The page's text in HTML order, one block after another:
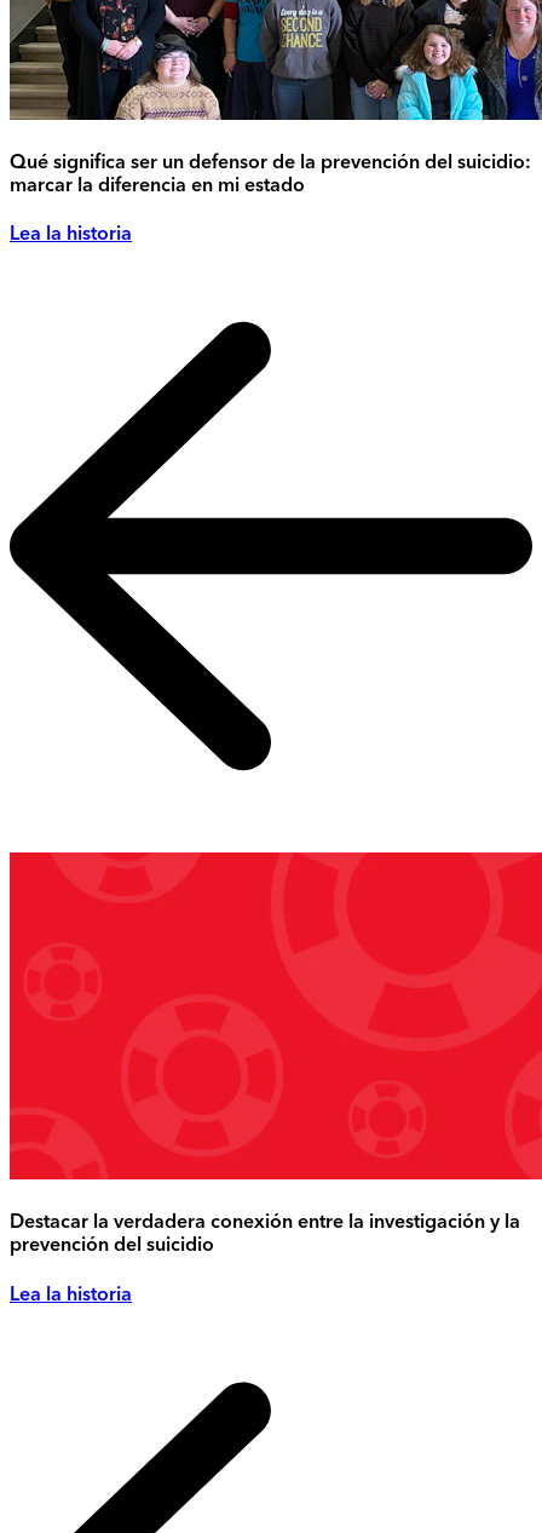
Qué significa ser un defensor de la prevención del suicidio:
marcar la diferencia en mi estado
Lea la historia
Destacar la verdadera conexión entre la investigación y la
prevención del suicidio
Lea la historia